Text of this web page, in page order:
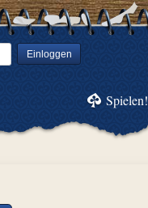
Einloggen
Spielen!